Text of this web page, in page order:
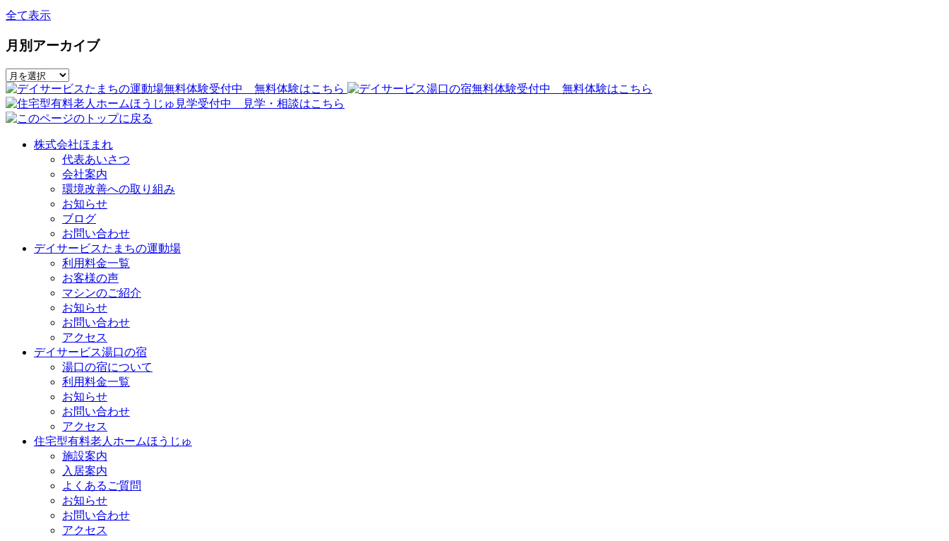
全て表示
月別アーカイブ
株式会社ほまれ
代表あいさつ
会社案内
環境改善への取り組み
お知らせ
ブログ
お問い合わせ
デイサービスたまちの運動場
利用料金一覧
お客様の声
マシンのご紹介
お知らせ
お問い合わせ
アクセス
デイサービス湯口の宿
湯口の宿について
利用料金一覧
お知らせ
お問い合わせ
アクセス
住宅型有料老人ホームほうじゅ
施設案内
入居案内
よくあるご質問
お知らせ
お問い合わせ
アクセス